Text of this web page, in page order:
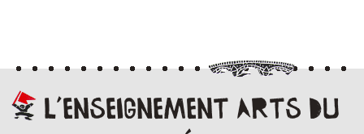
L’enseignement Arts du